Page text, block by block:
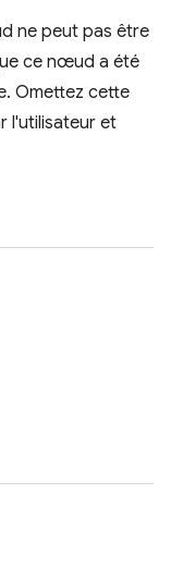
ne peut pas être
ce nœud a été
Omettez cette
l'utilisateur et